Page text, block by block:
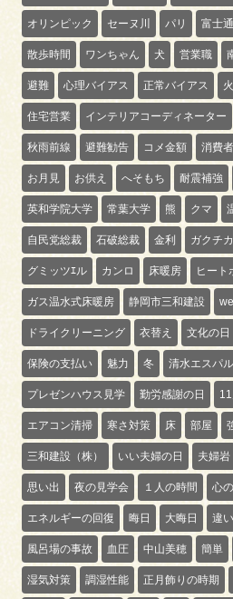
オリンピック セーヌ川 パリ 富士
散歩時間 ワンちゃん 犬 営業職
避難 心理バイアス 正常バイアス
住宅営業 インテリアコーディネーター
秋雨前線 避難勧告 コメ金額 消費
お月見 お供え へそもち 耐震補強
英和学院大学 常葉大学 熊 クマ
自民党総裁 石破総裁 金利 ガクチカ
グミッツｴル カンロ 床暖房 ヒート
ガス温水式床暖房 静岡市三和建設
ドライクリーニング 衣替え 文化の日
保険の支払い 魅力 冬 清水エスパ
プレゼンハウス見学 勤労感謝の日
エアコン清掃 寒さ対策 床 部屋
三和建設（株） いい夫婦の日 夫婦岩
思い出 夜の見学会 １人の時間 心
エネルギーの回復 晦日 大晦日 違い
風呂場の事故 血圧 中山美穂 簡単
湿気対策 調湿性能 正月飾りの時期